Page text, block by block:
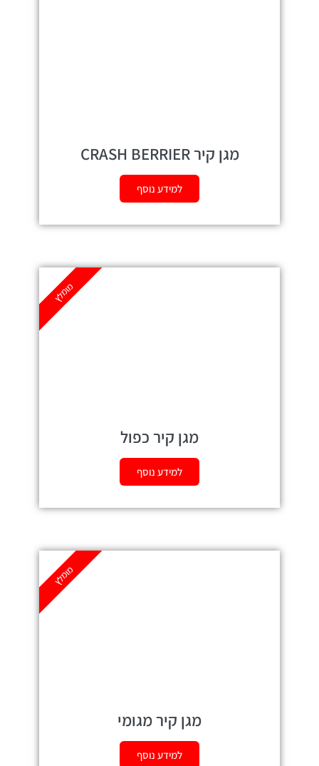
מגן קיר CRASH BERRIER
למידע נוסף
מגן קיר כפול
למידע נוסף
מומלץ
מגן קיר מגומי
למידע נוסף
מומלץ